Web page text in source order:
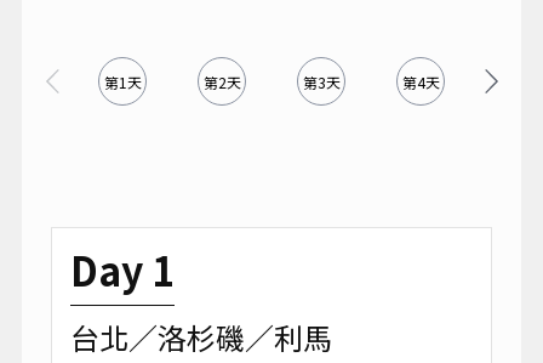
第1天 第2天 第3天 第4天
Day 1
台北／洛杉磯／利馬